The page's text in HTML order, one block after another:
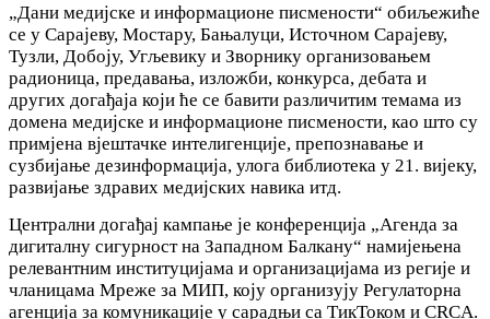
„Дани медијске и информационе писмености“ обиљежиће
се у Сарајеву, Мостару, Бањалуци, Источном Сарајеву,
Тузли, Добоју, Угљевику и Зворнику организовањем
радионица, предавања, изложби, конкурса, дебата и
других догађаја који ће се бавити различитим темама из
домена медијске и информационе писмености, као што су
примјена вјештачке интелигенције, препознавање и
сузбијање дезинформација, улога библиотека у 21. вијеку,
развијање здравих медијских навика итд.
Централни догађај кампање је конференција „Агенда за
дигиталну сигурност на Западном Балкану“ намијењена
релевантним институцијама и организацијама из регије и
чланицама Мреже за МИП, коју организују Регулаторна
агенција за комуникације у сарадњи са ТикТоком и CRCA.